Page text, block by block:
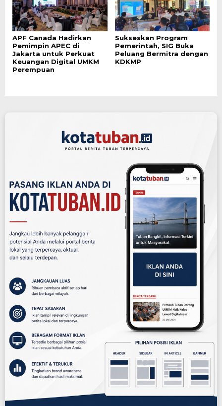
APF Canada Hadirkan
Pemimpin APEC di
Jakarta untuk Perkuat
Keuangan Digital UMKM
Perempuan
Sukseskan Program
Pemerintah, SIG Buka
Peluang Bermitra dengan
KDKMP